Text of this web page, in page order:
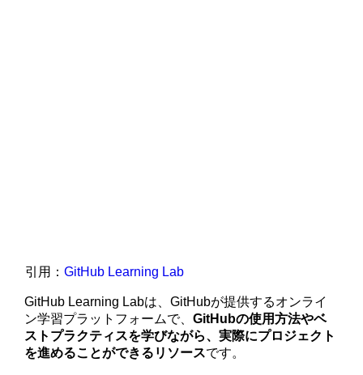
引用： GitHub Learning Lab
GitHub Learning Labは、GitHubが提供するオンライ
ン学習プラットフォームで、GitHubの使用方法やベ
ストプラクティスを学びながら、実際にプロジェクト
を進めることができるリソースです。